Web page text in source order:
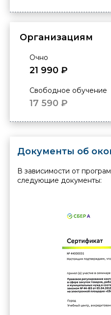
Организациям
Очно
21 990 ₽
Свободное обучение
17 590 ₽
Документы об
В зависимости от
следующие документы: